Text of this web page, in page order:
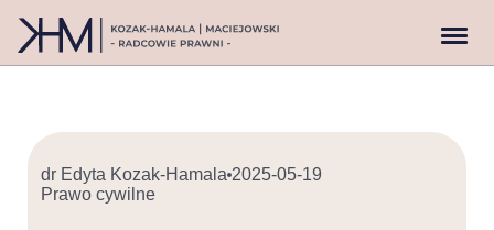
dr Edyta Kozak-Hamala 2025-05-19
Prawo cywilne